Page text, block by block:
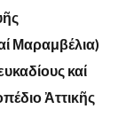
Μαραμβέλια)
καί
Ἀττικῆς